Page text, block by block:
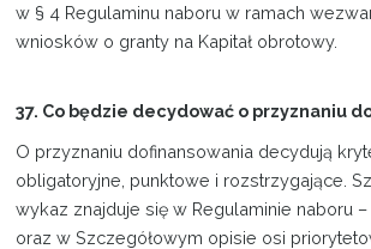
w § 4 Regulaminu naboru w ramach
wniosków o granty na Kapitał obrotowy.
37. Co będzie decydować o przyznaniu
O przyznaniu dofinansowania decydują
obligatoryjne, punktowe i rozstrzygające.
wykaz znajduje się w Regulaminie naboru –
oraz w Szczegółowym opisie osi